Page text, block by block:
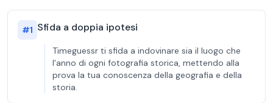
#1 Sfida a doppia ipotesi
Timeguessr ti sfida a indovinare sia il luogo che
l'anno di ogni fotografia storica, mettendo alla
prova la tua conoscenza della geografia e della
storia.